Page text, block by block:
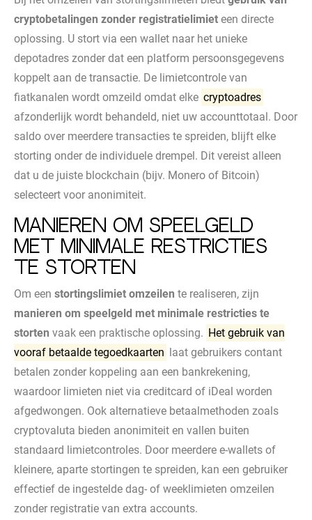
cryptobetalingen zonder registratielimiet een directe
oplossing. U stort via een wallet naar het unieke
depotadres zonder dat een platform persoonsgegevens
koppelt aan de transactie. De limietcontrole van
fiatkanalen wordt omzeild omdat elke cryptoadres
afzonderlijk wordt behandeld, niet uw accounttotaal. Door
saldo over meerdere transacties te spreiden, blijft elke
storting onder de individuele drempel. Dit vereist alleen
dat u de juiste blockchain (bijv. Monero of Bitcoin)
selecteert voor anonimiteit.
Manieren om speelgeld
met minimale restricties
te storten
Om een stortingslimiet omzeilen te realiseren, zijn
manieren om speelgeld met minimale restricties te
storten vaak een praktische oplossing. Het gebruik van
vooraf betaalde tegoedkaarten laat gebruikers contant
betalen zonder koppeling aan een bankrekening,
waardoor limieten niet via creditcard of iDeal worden
afgedwongen. Ook alternatieve betaalmethoden zoals
cryptovaluta bieden anonimiteit en vallen buiten
standaard limietcontroles. Door meerdere e-wallets of
kleinere, aparte stortingen te spreiden, kan een gebruiker
effectief de ingestelde dag- of weeklimieten omzeilen
zonder registratie van extra accounts.